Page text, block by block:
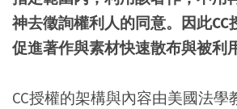
神去徵詢權利人的同意。因此CC
促進著作與素材快速散布與被利
CC授權的架構與內容由美國法學